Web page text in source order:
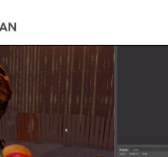
ソフトを購入
| メールマガジン